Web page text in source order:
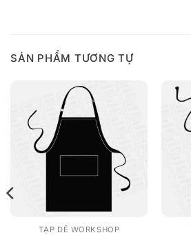
SẢN PHẨM TƯƠNG TỰ
TẠP DỀ WORKSHOP